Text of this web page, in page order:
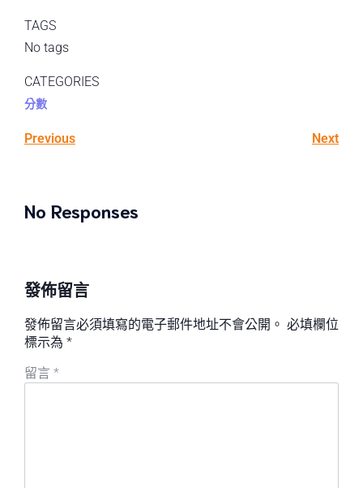
TAGS
No tags
CATEGORIES
分數
Previous Next
No Responses
發佈留言
發佈留言必須填寫的電子郵件地址不會公開。 必填欄位
標示為 *
留言 *